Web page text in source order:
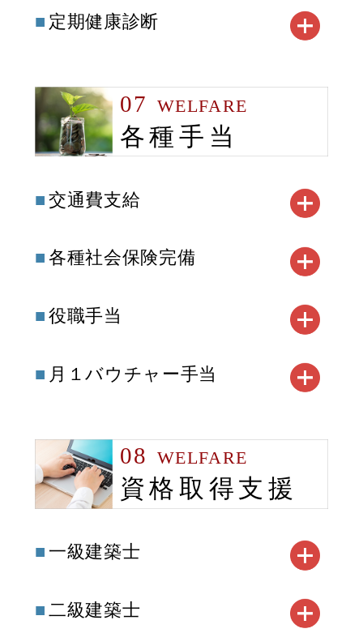
定期健康診断
07 WELFARE
各種手当
交通費支給
各種社会保険完備
役職手当
月１バウチャー手当
08 WELFARE
資格取得支援
一級建築士
二級建築士